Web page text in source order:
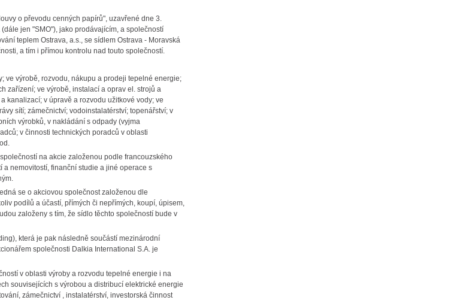
o převodu cenných papírů", uzavřené dne 3.
jen "SMO"), jako prodávajícím, a společností
teplem Ostrava, a.s., se sídlem Ostrava - Moravská
a tím i přímou kontrolu nad touto společností.
ve výrobě, rozvodu, nákupu a prodeji tepelné energie;
zařízení; ve výrobě, instalací a oprav el. strojů a
kanalizací; v úpravě a rozvodu užitkové vody; ve
sítí; zámečnictví; vodoinstalatérství; topenářství; v
výrobků, v nakládání s odpady (vyjma
v činnosti technických poradců v oblasti
na akcie založenou podle francouzského
nemovitostí, finanční studie a jiné operace s
se o akciovou společnost založenou dle
podílů a účastí, přímých či nepřímých, koupí, úpisem,
založeny s tím, že sídlo těchto společností bude v
která je pak následně součástí mezinárodní
společnosti Dalkia International S.A. je
v oblasti výroby a rozvodu tepelné energie i na
souvisejících s výrobou a distribucí elektrické energie
zámečnictví , instalatérství, investorská činnost